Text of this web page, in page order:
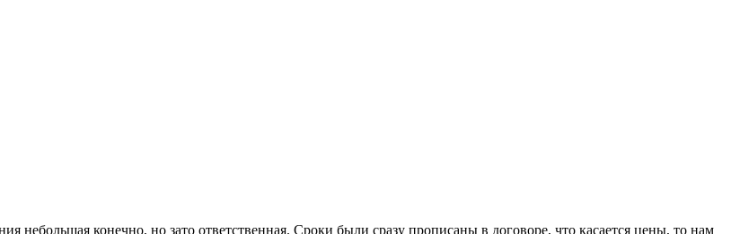
конечно, но зато ответственная. Сроки были сразу прописаны в договоре, что касается цены, то нам